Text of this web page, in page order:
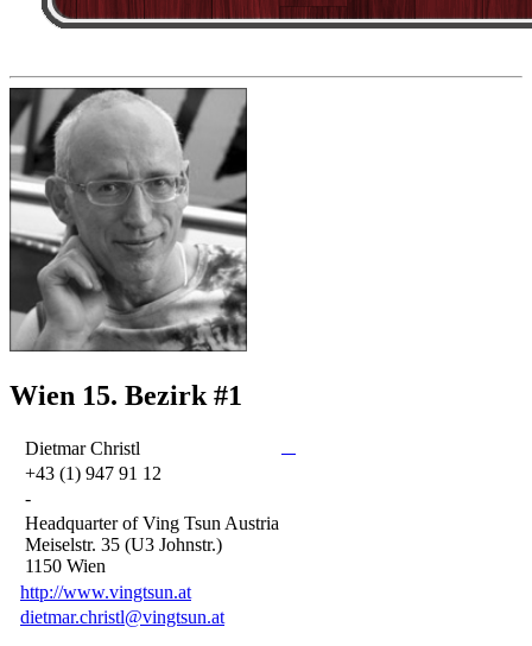
Wien 15. Bezirk #1
Dietmar Christl
+43 (1) 947 91 12
-
Headquarter of Ving Tsun Austria
Meiselstr. 35 (U3 Johnstr.)
1150 Wien
http://www.vingtsun.at
dietmar.christl@vingtsun.at